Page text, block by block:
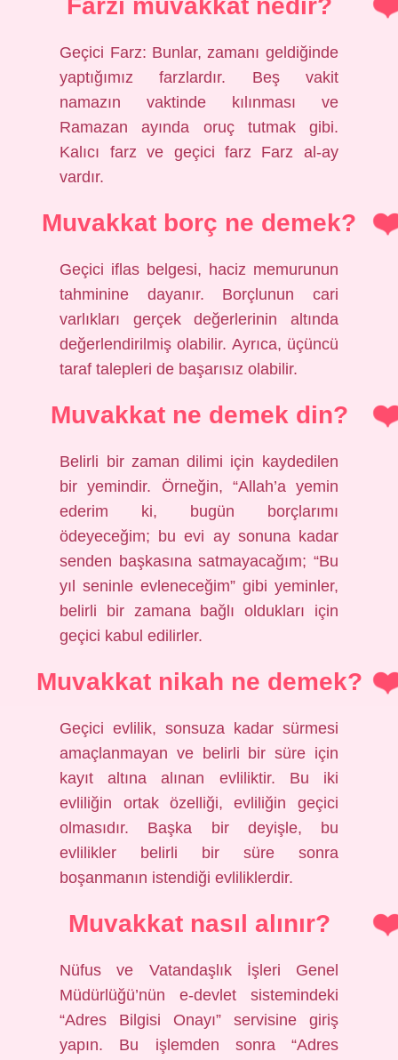
Farzı muvakkat nedir?
Geçici Farz: Bunlar, zamanı geldiğinde
yaptığımız farzlardır. Beş vakit
namazın vaktinde kılınması ve
Ramazan ayında oruç tutmak gibi.
Kalıcı farz ve geçici farz Farz al-ay
vardır.
Muvakkat borç ne demek?
Geçici iflas belgesi, haciz memurunun
tahminine dayanır. Borçlunun cari
varlıkları gerçek değerlerinin altında
değerlendirilmiş olabilir. Ayrıca, üçüncü
taraf talepleri de başarısız olabilir.
Muvakkat ne demek din?
Belirli bir zaman dilimi için kaydedilen
bir yemindir. Örneğin, “Allah’a yemin
ederim ki, bugün borçlarımı
ödeyeceğim; bu evi ay sonuna kadar
senden başkasına satmayacağım; “Bu
yıl seninle evleneceğim” gibi yeminler,
belirli bir zamana bağlı oldukları için
geçici kabul edilirler.
Muvakkat nikah ne demek?
Geçici evlilik, sonsuza kadar sürmesi
amaçlanmayan ve belirli bir süre için
kayıt altına alınan evliliktir. Bu iki
evliliğin ortak özelliği, evliliğin geçici
olmasıdır. Başka bir deyişle, bu
evlilikler belirli bir süre sonra
boşanmanın istendiği evliliklerdir.
Muvakkat nasıl alınır?
Nüfus ve Vatandaşlık İşleri Genel
Müdürlüğü’nün e-devlet sistemindeki
“Adres Bilgisi Onayı” servisine giriş
yapın. Bu işlemden sonra “Adres